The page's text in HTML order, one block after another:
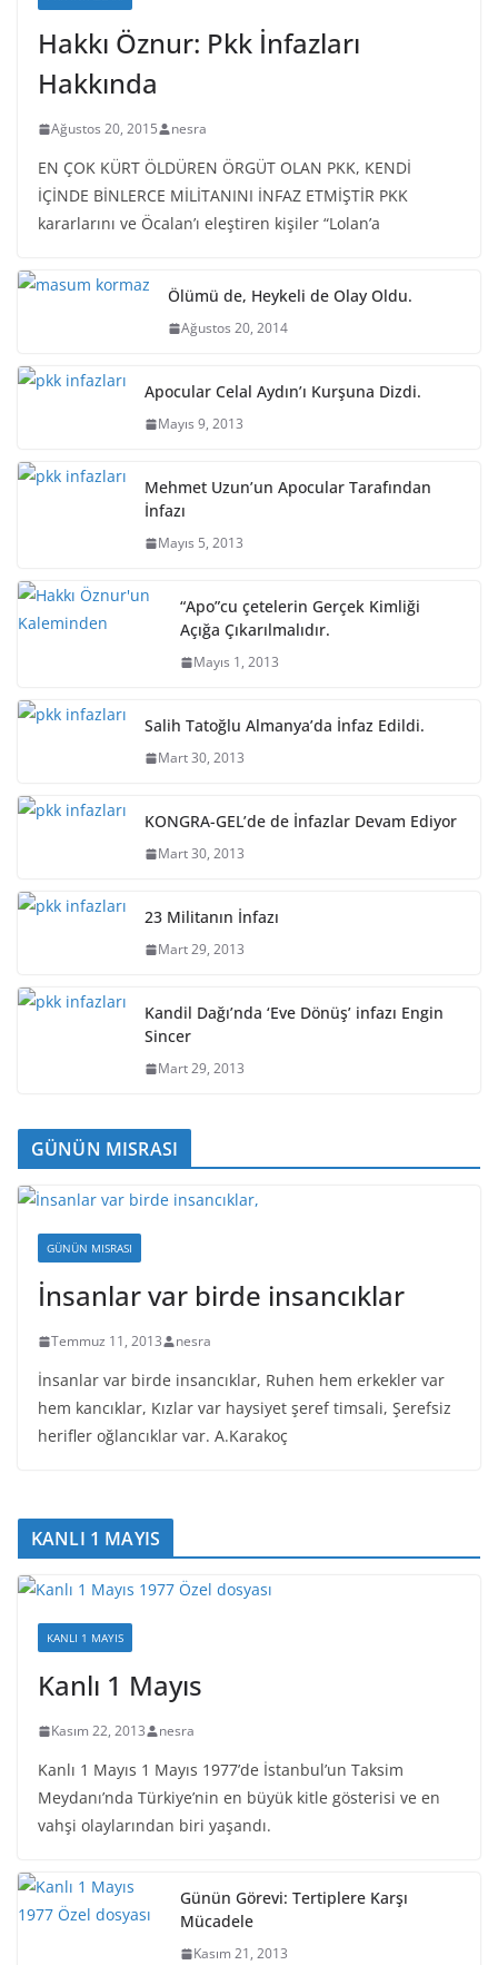
Hakkı Öznur: Pkk İnfazları
Hakkında
Ağustos 20, 2015 nesra
EN ÇOK KÜRT ÖLDÜREN ÖRGÜT OLAN PKK, KENDİ
İÇİNDE BİNLERCE MİLİTANINI İNFAZ ETMİŞTİR PKK
kararlarını ve Öcalan’ı eleştiren kişiler “Lolan’a
Ölümü de, Heykeli de Olay Oldu.
Ağustos 20, 2014
Apocular Celal Aydın’ı Kurşuna Dizdi.
Mayıs 9, 2013
Mehmet Uzun’un Apocular Tarafından
İnfazı
Mayıs 5, 2013
“Apo”cu çetelerin Gerçek Kimliği
Açığa Çıkarılmalıdır.
Mayıs 1, 2013
Salih Tatoğlu Almanya’da İnfaz Edildi.
Mart 30, 2013
KONGRA-GEL’de de İnfazlar Devam Ediyor
Mart 30, 2013
23 Militanın İnfazı
Mart 29, 2013
Kandil Dağı’nda ‘Eve Dönüş’ infazı Engin
Sincer
Mart 29, 2013
GÜNÜN MISRASI
GÜNÜN MISRASI
İnsanlar var birde insancıklar
Temmuz 11, 2013 nesra
İnsanlar var birde insancıklar, Ruhen hem erkekler var
hem kancıklar, Kızlar var haysiyet şeref timsali, Şerefsiz
herifler oğlancıklar var. A.Karakoç
KANLI 1 MAYIS
KANLI 1 MAYIS
Kanlı 1 Mayıs
Kasım 22, 2013 nesra
Kanlı 1 Mayıs 1 Mayıs 1977’de İstanbul’un Taksim
Meydanı’nda Türkiye’nin en büyük kitle gösterisi ve en
vahşi olaylarından biri yaşandı.
Günün Görevi: Tertiplere Karşı
Mücadele
Kasım 21, 2013